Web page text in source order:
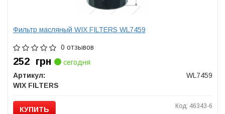
Фильтр масляный WIX FILTERS WL7459
0 отзывов
252 грн
сегодня
Артикул:
WL7459
WIX FILTERS
КУПИТЬ Код: 46343-6